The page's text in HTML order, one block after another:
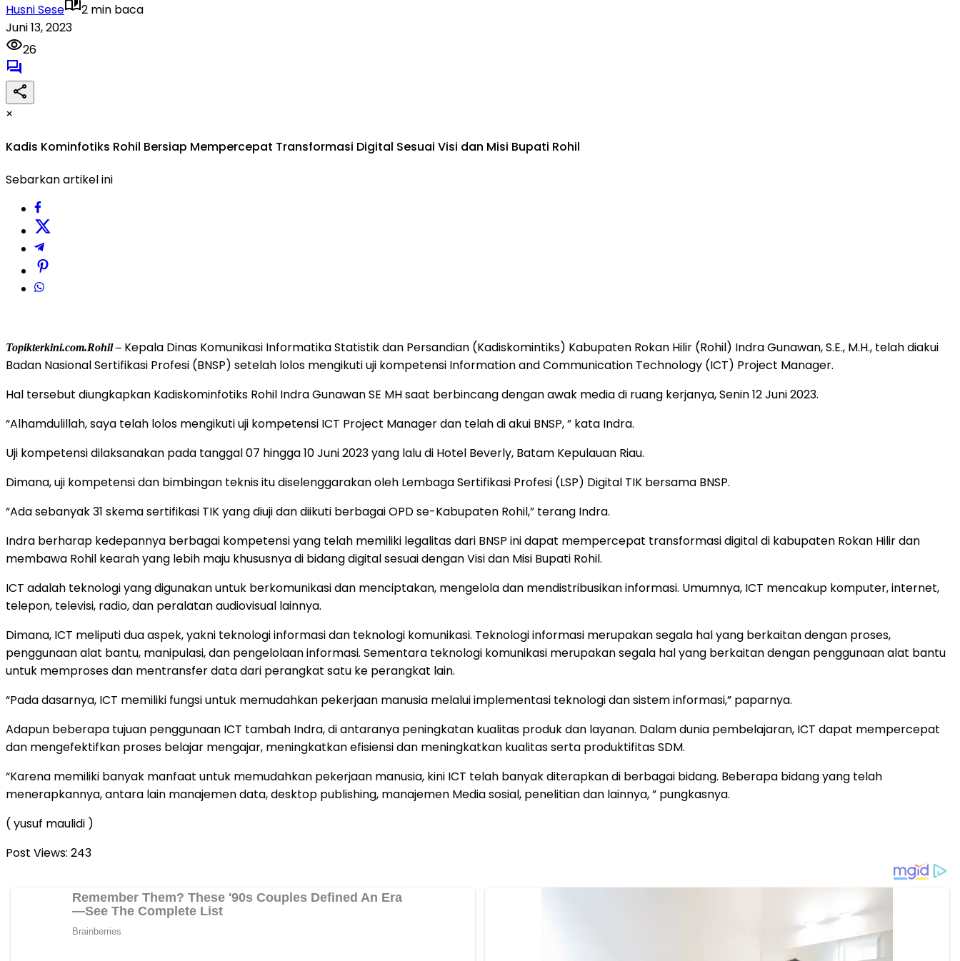
Husni Sese
2 min baca
Juni 13, 2023
26
×
Kadis Kominfotiks Rohil Bersiap Mempercepat Transformasi Digital Sesuai Visi dan Misi Bupati Rohil
Sebarkan artikel ini
Topikterkini.com.Rohil – Kepala Dinas Komunikasi Informatika Statistik dan Persandian (Kadiskomintiks) Kabupaten Rokan Hilir (Rohil) Indra Gunawan, S.E., M.H., telah diakui
Badan Nasional Sertifikasi Profesi (BNSP) setelah lolos mengikuti uji kompetensi Information and Communication Technology (ICT) Project Manager.
Hal tersebut diungkapkan Kadiskominfotiks Rohil Indra Gunawan SE MH saat berbincang dengan awak media di ruang kerjanya, Senin 12 Juni 2023.
“Alhamdulillah, saya telah lolos mengikuti uji kompetensi ICT Project Manager dan telah di akui BNSP, ” kata Indra.
Uji kompetensi dilaksanakan pada tanggal 07 hingga 10 Juni 2023 yang lalu di Hotel Beverly, Batam Kepulauan Riau.
Dimana, uji kompetensi dan bimbingan teknis itu diselenggarakan oleh Lembaga Sertifikasi Profesi (LSP) Digital TIK bersama BNSP.
“Ada sebanyak 31 skema sertifikasi TIK yang diuji dan diikuti berbagai OPD se-Kabupaten Rohil,” terang Indra.
Indra berharap kedepannya berbagai kompetensi yang telah memiliki legalitas dari BNSP ini dapat mempercepat transformasi digital di kabupaten Rokan Hilir dan
membawa Rohil kearah yang lebih maju khususnya di bidang digital sesuai dengan Visi dan Misi Bupati Rohil.
ICT adalah teknologi yang digunakan untuk berkomunikasi dan menciptakan, mengelola dan mendistribusikan informasi. Umumnya, ICT mencakup komputer, internet,
telepon, televisi, radio, dan peralatan audiovisual lainnya.
Dimana, ICT meliputi dua aspek, yakni teknologi informasi dan teknologi komunikasi. Teknologi informasi merupakan segala hal yang berkaitan dengan proses,
penggunaan alat bantu, manipulasi, dan pengelolaan informasi. Sementara teknologi komunikasi merupakan segala hal yang berkaitan dengan penggunaan alat bantu
untuk memproses dan mentransfer data dari perangkat satu ke perangkat lain.
“Pada dasarnya, ICT memiliki fungsi untuk memudahkan pekerjaan manusia melalui implementasi teknologi dan sistem informasi,” paparnya.
Adapun beberapa tujuan penggunaan ICT tambah Indra, di antaranya peningkatan kualitas produk dan layanan. Dalam dunia pembelajaran, ICT dapat mempercepat
dan mengefektifkan proses belajar mengajar, meningkatkan efisiensi dan meningkatkan kualitas serta produktifitas SDM.
“Karena memiliki banyak manfaat untuk memudahkan pekerjaan manusia, kini ICT telah banyak diterapkan di berbagai bidang. Beberapa bidang yang telah
menerapkannya, antara lain manajemen data, desktop publishing, manajemen Media sosial, penelitian dan lainnya, ” pungkasnya.
( yusuf maulidi )
Post Views: 243